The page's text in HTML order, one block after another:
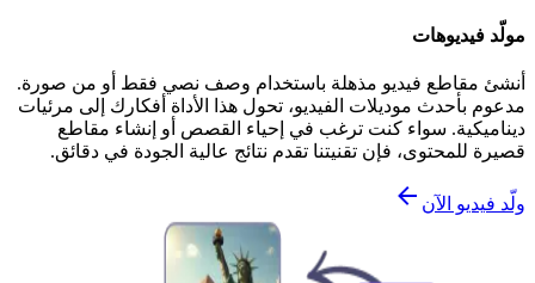
مولّد فيديوهات
أنشئ مقاطع فيديو مذهلة باستخدام وصف نصي فقط أو من صورة.
مدعوم بأحدث موديلات الفيديو، تحول هذا الأداة أفكارك إلى مرئيات
ديناميكية. سواء كنت ترغب في إحياء القصص أو إنشاء مقاطع
قصيرة للمحتوى، فإن تقنيتنا تقدم نتائج عالية الجودة في دقائق.
ولّد فيديو الآن